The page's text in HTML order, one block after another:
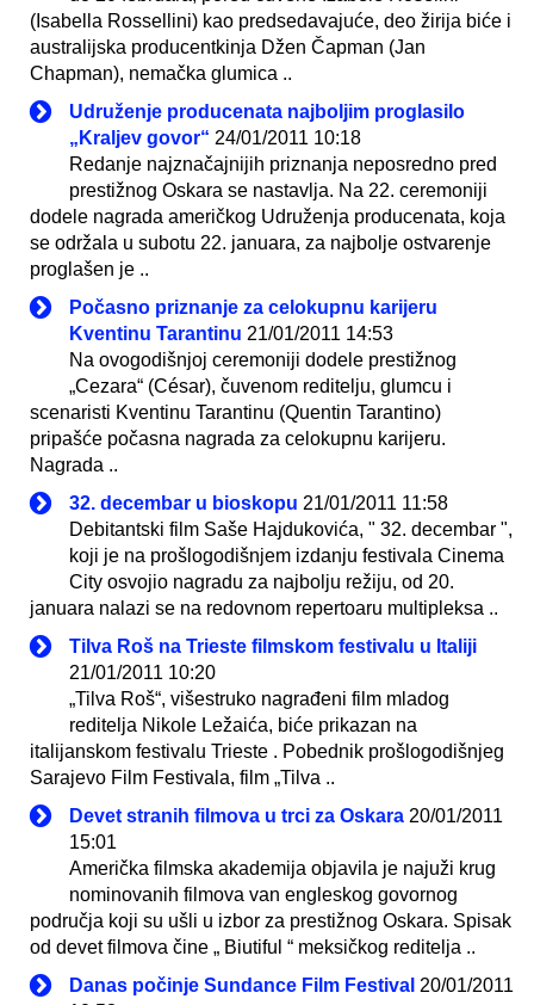
(Isabella Rossellini) kao predsedavajuće, deo žirija biće i
australijska producentkinja Džen Čapman (Jan
Chapman), nemačka glumica ..
Udruženje producenata najboljim proglasilo
„Kraljev govor“ 24/01/2011 10:18
Redanje najznačajnijih priznanja neposredno pred
prestižnog Oskara se nastavlja. Na 22. ceremoniji
dodele nagrada američkog Udruženja producenata, koja
se održala u subotu 22. januara, za najbolje ostvarenje
proglašen je ..
Počasno priznanje za celokupnu karijeru
Kventinu Tarantinu 21/01/2011 14:53
Na ovogodišnjoj ceremoniji dodele prestižnog
„Cezara“ (César), čuvenom reditelju, glumcu i
scenaristi Kventinu Tarantinu (Quentin Tarantino)
pripašće počasna nagrada za celokupnu karijeru.
Nagrada ..
32. decembar u bioskopu 21/01/2011 11:58
Debitantski film Saše Hajdukovića, " 32. decembar ",
koji je na prošlogodišnjem izdanju festivala Cinema
City osvojio nagradu za najbolju režiju, od 20.
januara nalazi se na redovnom repertoaru multipleksa ..
Tilva Roš na Trieste filmskom festivalu u Italiji
21/01/2011 10:20
„Tilva Roš“, višestruko nagrađeni film mladog
reditelja Nikole Ležaića, biće prikazan na
italijanskom festivalu Trieste . Pobednik prošlogodišnjeg
Sarajevo Film Festivala, film „Tilva ..
Devet stranih filmova u trci za Oskara 20/01/2011
15:01
Američka filmska akademija objavila je najuži krug
nominovanih filmova van engleskog govornog
područja koji su ušli u izbor za prestižnog Oskara. Spisak
od devet filmova čine „ Biutiful “ meksičkog reditelja ..
Danas počinje Sundance Film Festival 20/01/2011